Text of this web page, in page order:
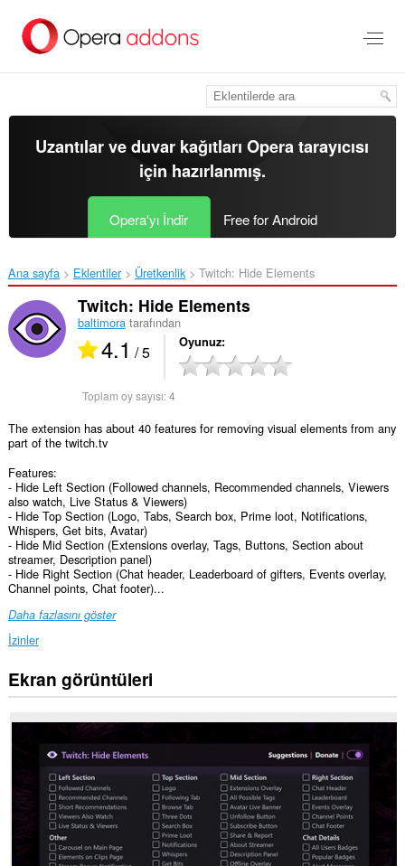
içeriğe
Uzantılar ve duvar kağıtlarıOpera tarayıcısı
için hazırlanmış.
Opera'yı İndir Free for Android
Ana sayfa Eklentiler Üretkenlik Twitch: Hide Elements‎
Twitch: Hide Elements
baltimora tarafından
4.1 / 5 Oyunuz
Toplam oy sayısı:4
The extension has about 40 features for removing visual elements from any
part of the twitch.tv
Features:
- Hide Left Section (Followed channels, Recommended channels, Viewers
also watch, Live Status & Viewers)
- Hide Top Section (Logo, Tabs, Search box, Prime loot, Notifications,
Whispers, Get bits, Avatar)
- Hide Mid Section (Extensions overlay, Tags, Buttons, Section about
streamer, Description panel)
- Hide Right Section (Chat header, Leaderboard of gifters, Events overlay,
Channel points, Chat footer)...
Daha fazlasını göster
İzinler
Bu
eklenti,
Web
verilerinize
erişebilir.
Ekran görüntüleri